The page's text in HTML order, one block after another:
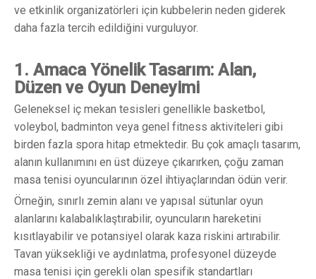
ve etkinlik organizatörleri için kubbelerin neden giderek
daha fazla tercih edildiğini vurguluyor.
1. Amaca Yönelik Tasarım: Alan,
Düzen ve Oyun Deneyimi
Geleneksel iç mekan tesisleri genellikle basketbol, ​​
voleybol, badminton veya genel fitness aktiviteleri gibi
birden fazla spora hitap etmektedir. Bu çok amaçlı tasarım,
alanın kullanımını en üst düzeye çıkarırken, çoğu zaman
masa tenisi oyuncularının özel ihtiyaçlarından ödün verir.
Örneğin, sınırlı zemin alanı ve yapısal sütunlar oyun
alanlarını kalabalıklaştırabilir, oyuncuların hareketini
kısıtlayabilir ve potansiyel olarak kaza riskini artırabilir.
Tavan yüksekliği ve aydınlatma, profesyonel düzeyde
masa tenisi için gerekli olan spesifik standartları